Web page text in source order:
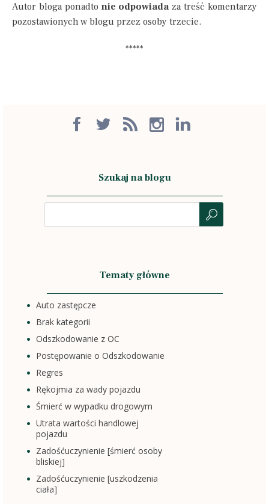
Autor bloga ponadto nie odpowiadaza treść komentarzy
pozostawionych w blogu przez osoby trzecie.
*****
Szukaj na blogu
Tematy główne
Auto zastępcze
Brak kategorii
Odszkodowanie z OC
Postępowanie o Odszkodowanie
Regres
Rękojmia za wady pojazdu
Śmierć w wypadku drogowym
Utrata wartości handlowej
pojazdu
Zadośćuczynienie [śmierć osoby
bliskiej]
Zadośćuczynienie [uszkodzenia
ciała]